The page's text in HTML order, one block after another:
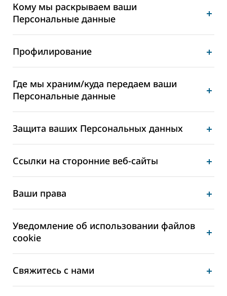
Кому мы раскрываем ваши
Персональные данные
Профилирование
Где мы храним/куда передаем ваши
Персональные данные
Защита ваших Персональных данных
Ссылки на сторонние веб-сайты
Ваши права
Уведомление об использовании файлов
cookie
Свяжитесь с нами